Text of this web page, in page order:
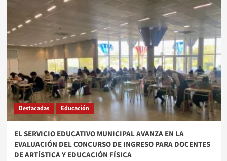
Destacadas Educación
EL SERVICIO EDUCATIVO MUNICIPAL AVANZA EN LA
EVALUACIÓN DEL CONCURSO DE INGRESO PARA DOCENTES
DE ARTÍSTICA Y EDUCACIÓN FÍSICA